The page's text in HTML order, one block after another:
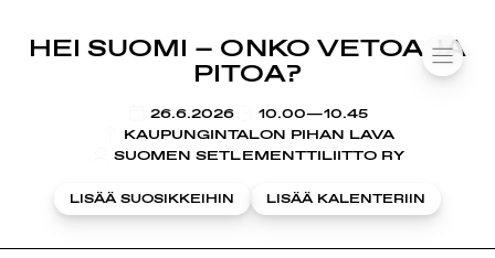
SiirryHEI SUOMI – ONKO VETOA JA
PITOA?
26.6.2026
KLO
10.00—10.45
KAUPUNGINTALON PIHAN LAVA
SUOMEN SETLEMENTTILIITTO RY
LISÄÄ SUOSIKKEIHIN LISÄÄ KALENTERIIN